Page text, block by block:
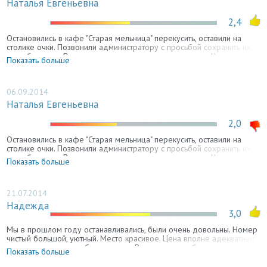
Наталья Евгеньевна
2,4
Остановились в кафе "Старая мельница" перекусить, оставили на
столике очки. Позвонили администратору с просьбой сохранить их,
она обещала... В итоге - за очками приехали, а их нет... Что сказать -
Кущевка!!!Аналогично и у нас. Забыли кофту жены в номере,
назад заберем. Приезжаем. Нет ничего... извините. ЗЫ - не
рекомендую.
Показать больше
06.09.2014
Наталья Евгеньевна
2,0
Остановились в кафе "Старая мельница" перекусить, оставили на
столике очки. Позвонили администратору с просьбой сохранить их,
она обещала... В итоге - за очками приехали, а их нет... Что сказать -
Кущевка!!!
Показать больше
21.07.2014
Надежда
3,0
Мы в прошлом году останавливались, были очень довольны. Номер
чистый большой, уютный. Место красивое. Цена вполне адекватная.
останавливались на обратном под Воронежем, за большие деньги
был худший номер.
Показать больше